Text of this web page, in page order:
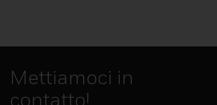
Mettiamoci in
contatto!